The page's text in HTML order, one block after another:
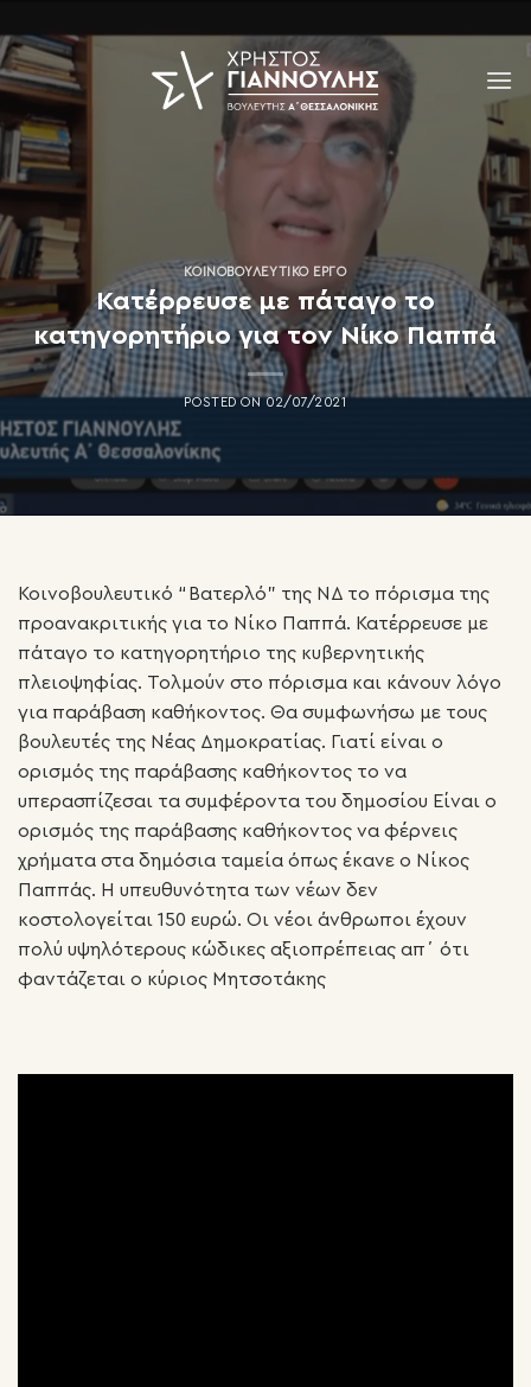
to
content
ΚΟΙΝΟΒΟΥΛΕΥΤΙΚΌ ΈΡΓΟ
Κατέρρευσε με πάταγο το
κατηγορητήριο για τον Νίκο Παππά
POSTED ON 02/07/2021
Κοινοβουλευτικό “Βατερλό” της ΝΔ το πόρισμα της
προανακριτικής για το Νίκο Παππά. Κατέρρευσε με
πάταγο το κατηγορητήριο της κυβερνητικής
πλειοψηφίας. Τολμούν στο πόρισμα και κάνουν λόγο
για παράβαση καθήκοντος. Θα συμφωνήσω με τους
βουλευτές της Νέας Δημοκρατίας. Γιατί είναι ο
ορισμός της παράβασης καθήκοντος το να
υπερασπίζεσαι τα συμφέροντα του δημοσίου Είναι ο
ορισμός της παράβασης καθήκοντος να φέρνεις
χρήματα στα δημόσια ταμεία όπως έκανε ο Νίκος
Παππάς. Η υπευθυνότητα των νέων δεν
κοστολογείται 150 ευρώ. Οι νέοι άνθρωποι έχουν
πολύ υψηλότερους κώδικες αξιοπρέπειας απ΄ ότι
φαντάζεται ο κύριος Μητσοτάκης